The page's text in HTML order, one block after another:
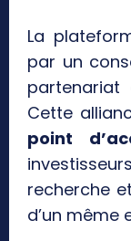
La
par un
partenariat
Cette
point
recherche
d’un même